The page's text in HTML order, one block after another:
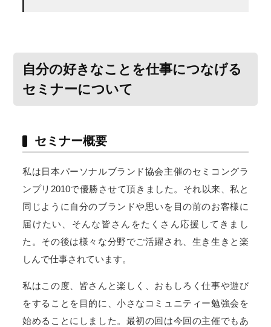
自分の好きなことを仕事につなげる
セミナーについて
セミナー概要
私は日本パーソナルブランド協会主催のセミコングラ
ンプリ2010で優勝させて頂きました。それ以来、私と
同じように自分のブランドや思いを目の前のお客様に
届けたい、そんな皆さんをたくさん応援してきまし
た。その後は様々な分野でご活躍され、生き生きと楽
しんで仕事されています。
私はこの度、皆さんと楽しく、おもしろく仕事や遊び
をすることを目的に、小さなコミュニティー勉強会を
始めることにしました。最初の回は今回の主催でもあ